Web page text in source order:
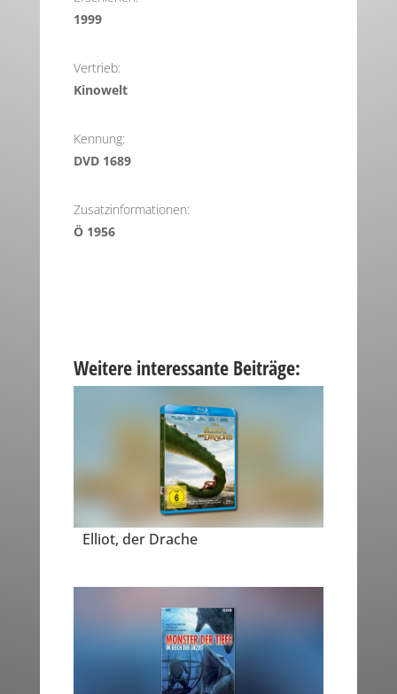
1999
Vertrieb:
Kinowelt
Kennung:
DVD 1689
Zusatzinformationen:
Ö 1956
Weitere interessante Beiträge:
Elliot, der Drache